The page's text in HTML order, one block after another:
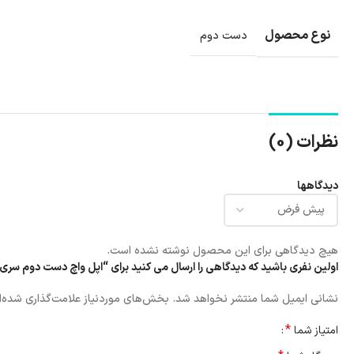
نوع محصول دست دوم
نظرات (0)
دیدگاهها
هیچ دیدگاهی برای این محصول نوشته نشده است.
اولین نفری باشید که دیدگاهی را ارسال می کنید برای “اپل واچ دست دوم سری 6 44 میلیمتری باطری
نشانی ایمیل شما منتشر نخواهد شد. بخش‌های موردنیاز علامت‌گذاری
امتیاز شما*